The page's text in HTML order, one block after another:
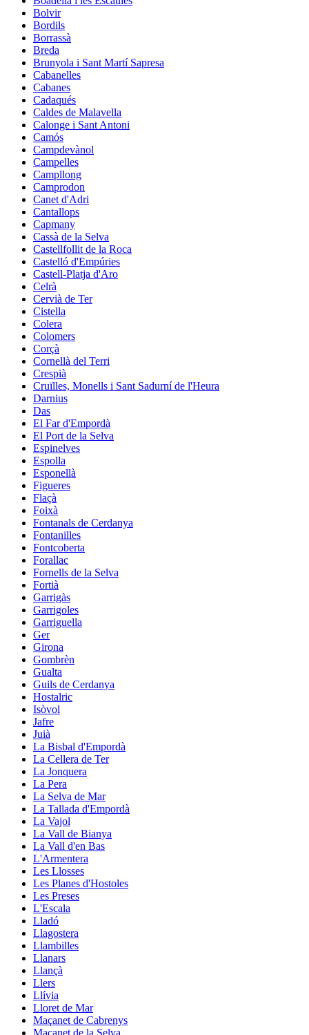
Bolvir
Bordils
Borrassà
Breda
Brunyola i Sant Martí Sapresa
Cabanelles
Cabanes
Cadaqués
Caldes de Malavella
Calonge i Sant Antoni
Camós
Campdevànol
Campelles
Campllong
Camprodon
Canet d'Adri
Cantallops
Capmany
Cassà de la Selva
Castellfollit de la Roca
Castelló d'Empúries
Castell-Platja d'Aro
Celrà
Cervià de Ter
Cistella
Colera
Colomers
Corçà
Cornellà del Terri
Crespià
Cruïlles, Monells i Sant Sadurní de l'Heura
Darnius
Das
El Far d'Empordà
El Port de la Selva
Espinelves
Espolla
Esponellà
Figueres
Flaçà
Foixà
Fontanals de Cerdanya
Fontanilles
Fontcoberta
Forallac
Fornells de la Selva
Fortià
Garrigàs
Garrigoles
Garriguella
Ger
Girona
Gombrèn
Gualta
Guils de Cerdanya
Hostalric
Isòvol
Jafre
Juià
La Bisbal d'Empordà
La Cellera de Ter
La Jonquera
La Pera
La Selva de Mar
La Tallada d'Empordà
La Vajol
La Vall de Bianya
La Vall d'en Bas
L'Armentera
Les Llosses
Les Planes d'Hostoles
Les Preses
L'Escala
Lladó
Llagostera
Llambilles
Llanars
Llançà
Llers
Llívia
Lloret de Mar
Maçanet de Cabrenys
Maçanet de la Selva